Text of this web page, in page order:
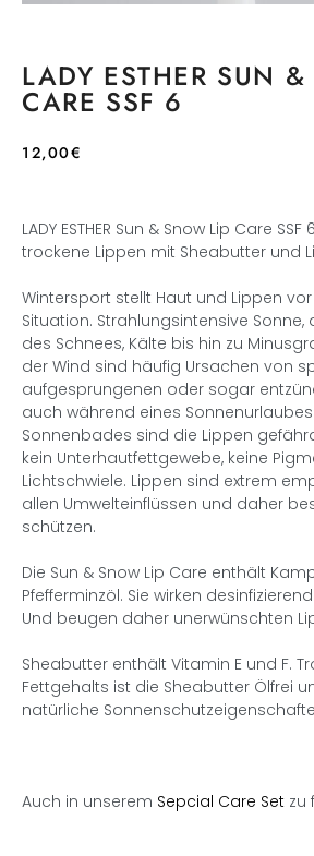
LADY ESTHER SUN
CARE SSF 6
12,00€
LADY ESTHER Sun & Snow Lip Care
trockene Lippen mit Sheabutter und
Wintersport stellt Haut und Lippen
Situation. Strahlungsintensive Sonne,
des Schnees, Kälte bis hin zu
der Wind sind häufig Ursachen von
aufgesprungenen oder sogar
auch während eines
Sonnenbades sind die Lippen
kein Unterhautfettgewebe, keine
Lichtschwiele. Lippen sind extrem
allen Umwelteinflüssen und daher
schützen.
Die Sun & Snow Lip Care enthält
Pfefferminzöl. Sie wirken
Und beugen daher unerwünschten
Sheabutter enthält Vitamin E und F.
Fettgehalts ist die Sheabutter Ölfrei
natürliche
Auch in unserem Sepcial Care Set zu